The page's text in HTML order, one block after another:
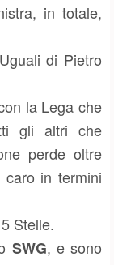
in totale,
di Pietro
la Lega che
gli altri che
perde oltre
caro in termini
Stelle.
SWG, e sono